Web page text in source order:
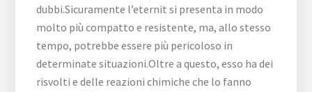
dubbi.Sicuramente l’eternit si presenta in modo
molto più compatto e resistente, ma, allo stesso
tempo, potrebbe essere più pericoloso in
determinate situazioni.Oltre a questo, esso ha dei
risvolti e delle reazioni chimiche che lo fanno